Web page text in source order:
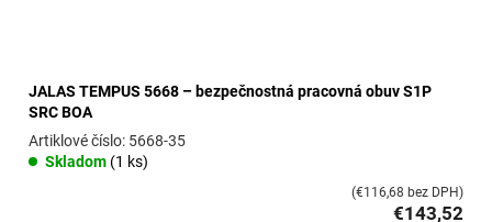
JALAS TEMPUS 5668 – bezpečnostná pracovná obuv S1P
SRC BOA
Skladom (1 ks)
5668-35
€143,52
(€116,68 bez DPH)